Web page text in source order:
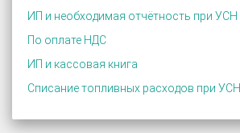
ИП и необходимая отчётность при УСН
По оплате НДС
ИП и кассовая книга
Списание топливных расходов при УСН